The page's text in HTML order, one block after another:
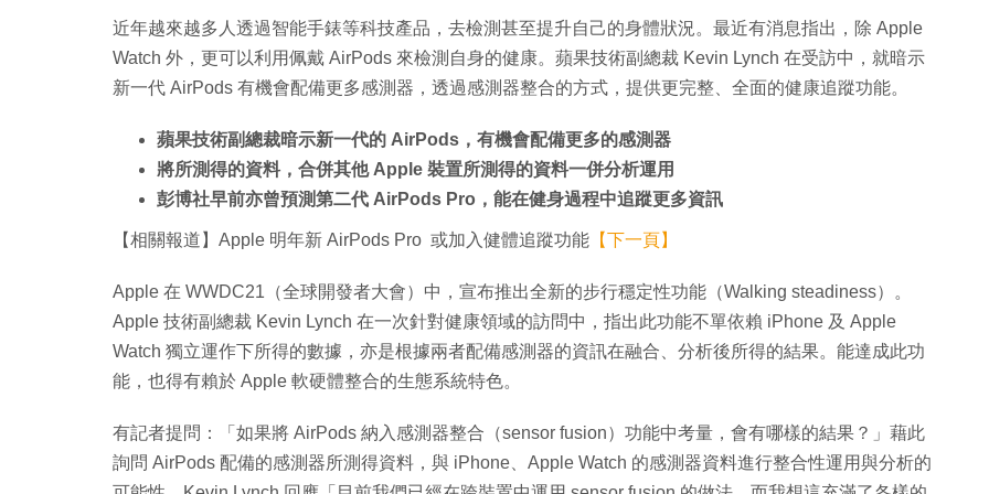
近年越來越多人透過智能手錶等科技產品，去檢測甚至提升自己的身體狀況。最近有消息指出，除 Apple
Watch 外，更可以利用佩戴 AirPods 來檢測自身的健康。蘋果技術副總裁 Kevin Lynch 在受訪中，就暗示
新一代 AirPods 有機會配備更多感測器，透過感測器整合的方式，提供更完整、全面的健康追蹤功能。
蘋果技術副總裁暗示新一代的 AirPods，有機會配備更多的感測器
將所測得的資料，合併其他 Apple 裝置所測得的資料一併分析運用
彭博社早前亦曾預測第二代 AirPods Pro，能在健身過程中追蹤更多資訊
【相關報道】Apple 明年新 AirPods Pro 或加入健體追蹤功能 【下一頁】
Apple 在 WWDC21（全球開發者大會）中，宣布推出全新的步行穩定性功能（Walking steadiness）。
Apple 技術副總裁 Kevin Lynch 在一次針對健康領域的訪問中，指出此功能不單依賴 iPhone 及 Apple
Watch 獨立運作下所得的數據，亦是根據兩者配備感測器的資訊在融合、分析後所得的結果。能達成此功
能，也得有賴於 Apple 軟硬體整合的生態系統特色。
有記者提問：「如果將 AirPods 納入感測器整合（sensor fusion）功能中考量，會有哪樣的結果？」藉此
詢問 AirPods 配備的感測器所測得資料，與 iPhone、Apple Watch 的感測器資料進行整合性運用與分析的